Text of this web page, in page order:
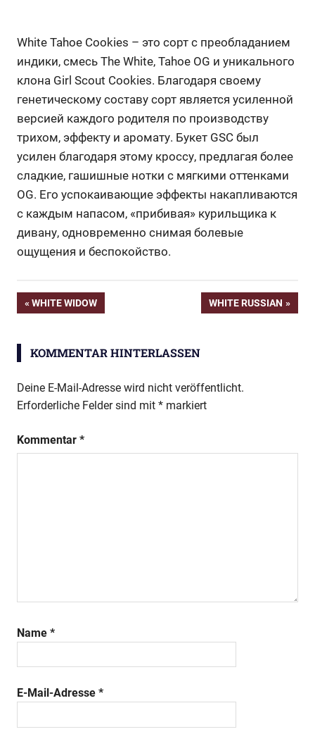
White Tahoe Cookies – это сорт с преобладанием
индики, смесь The White, Tahoe OG и уникального
клона Girl Scout Cookies. Благодаря своему
генетическому составу сорт является усиленной
версией каждого родителя по производству
трихом, эффекту и аромату. Букет GSC был
усилен благодаря этому кроссу, предлагая более
сладкие, гашишные нотки с мягкими оттенками
OG. Его успокаивающие эффекты накапливаются
с каждым напасом, «прибивая» курильщика к
дивану, одновременно снимая болевые
ощущения и беспокойство.
Beitragsnavigation
VORHERIGER
WHITE WIDOW
NÄCHSTER
WHITE RUSSIAN
KOMMENTAR HINTERLASSEN
Deine E-Mail-Adresse wird nicht veröffentlicht.
Erforderliche Felder sind mit * markiert
Kommentar *
Name *
E-Mail-Adresse *